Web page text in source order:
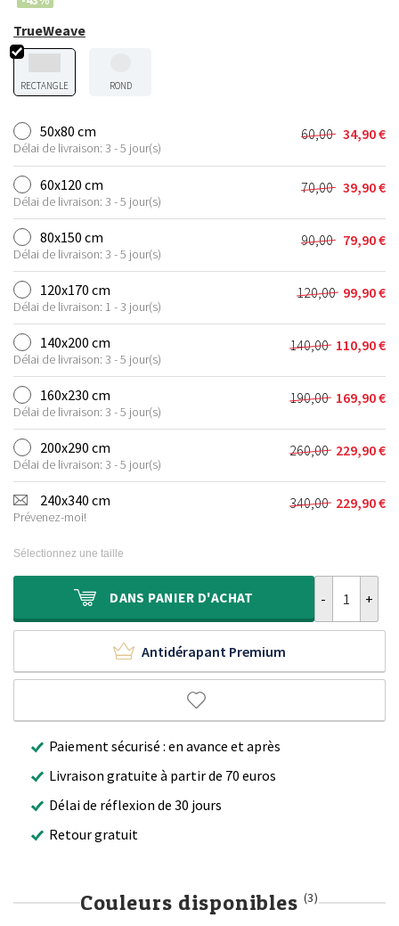
TrueWeave
RECTANGLE ROND
50x80 cm
Délai de livraison: 3 - 5 jour(s)
60,00
Le
prix
initial
était :
60,00 €.
34,90€
Le
prix
actuel
est :
34,90 €.
60x120 cm
Délai de livraison: 3 - 5 jour(s)
70,00
Le
prix
initial
était :
70,00 €.
39,90€
Le
prix
actuel
est :
39,90 €.
80x150 cm
Délai de livraison: 3 - 5 jour(s)
90,00
Le
prix
initial
était :
90,00 €.
79,90€
Le
prix
actuel
est :
79,90 €.
120x170 cm
Délai de livraison: 1 - 3 jour(s)
120,00
Le
prix
initial
était :
120,00 €.
99,90€
Le
prix
actuel
est :
99,90 €.
140x200 cm
Délai de livraison: 3 - 5 jour(s)
140,00
Le
prix
initial
était :
140,00 €.
110,90€
Le
prix
actuel
est :
110,90 €.
160x230 cm
Délai de livraison: 3 - 5 jour(s)
190,00
Le
prix
initial
était :
190,00 €.
169,90€
Le
prix
actuel
est :
169,90 €.
200x290 cm
Délai de livraison: 3 - 5 jour(s)
260,00
Le
prix
initial
était :
229,90€
Le
prix
actuel
est :
240x340 cm
Prévenez-moi!
340,00
Le
340,00 €.
229,90€
Le
229,90 €.
Sélectionnez une taille
DANS PANIER D'ACHAT
Antidérapant Premium
Paiement sécurisé : en avance et après
Livraison gratuite à partir de 70 euros
Délai de réflexion de 30 jours
Retour gratuit
Couleurs disponibles (3)